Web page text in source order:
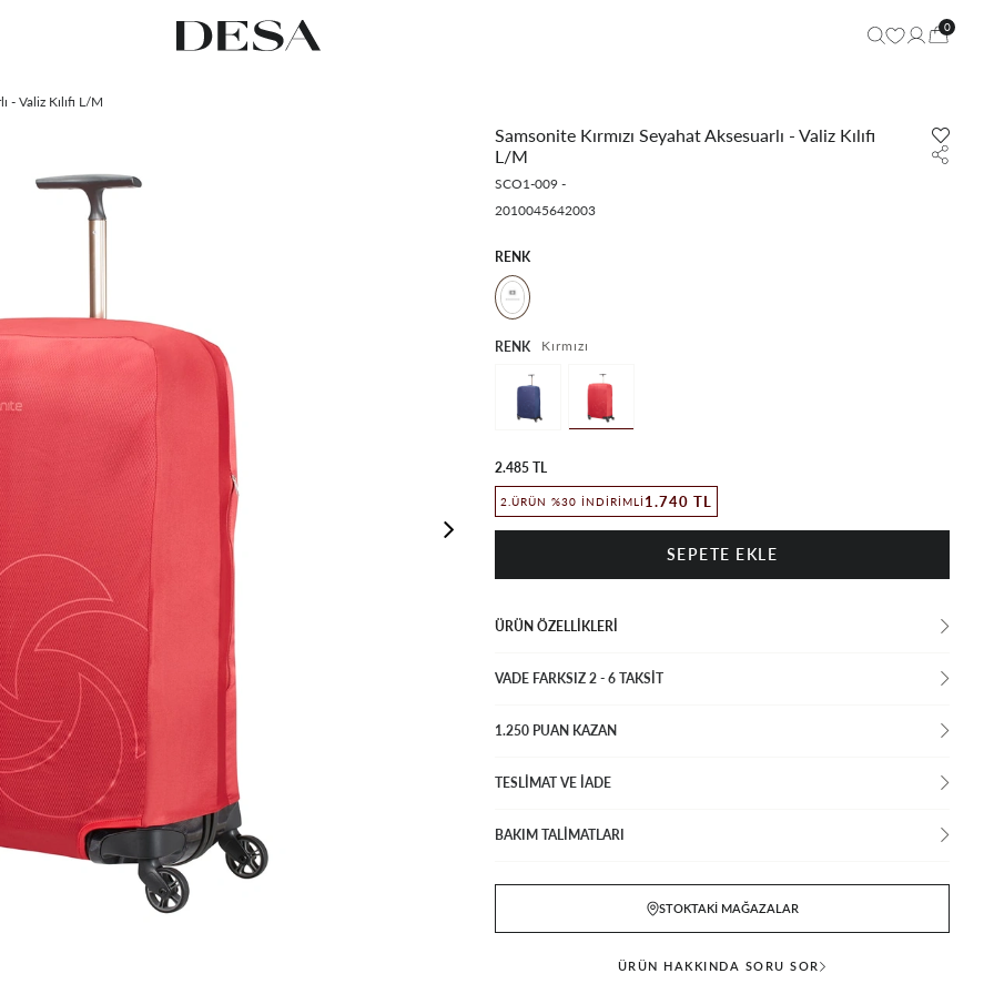
0
- Valiz Kılıfı L/M
Samsonite Kırmızı Seyahat Aksesuarlı - Valiz Kılıfı
L/M
SCO1-009 -
2010045642003
RENK
RENK Kırmızı
2.485 TL
2.ÜRÜN %30 İNDIRIMLI 1.740 TL
ÜRÜN ÖZELLIKLERI
VADE FARKSIZ 2 - 6 TAKSIT
1.250 PUAN KAZAN
TESLİMAT VE İADE
BAKIM TALİMATLARI
STOKTAKI MAĞAZALAR
ÜRÜN HAKKINDA SORU SOR